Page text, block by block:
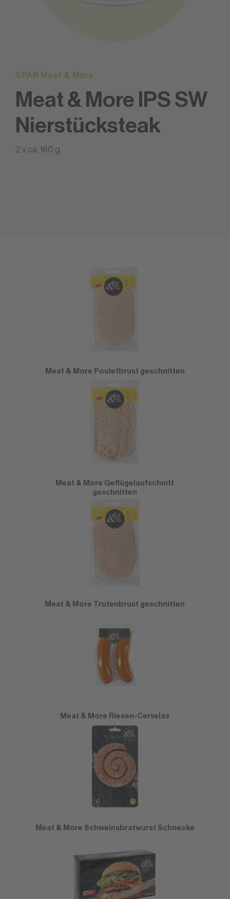
SPAR Meat & More
Meat & More IPS SW
Nierstücksteak
2 x ca. 160 g
Meat & More Pouletbrust geschnitten
Meat & More Geflügelaufschnitt
geschnitten
Meat & More Trutenbrust geschnitten
Meat & More Riesen-Cervelas
Meat & More Schweinsbratwurst Schnecke